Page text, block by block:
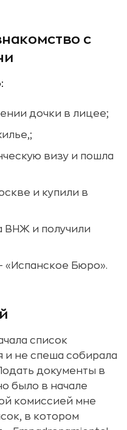
с
дочки в лицее;
визу и пошла
и купили в
ВНЖ и получили
«Испанское Бюро».
список
и не спеша собирала
документы в
было в начале
комиссией мне
в котором